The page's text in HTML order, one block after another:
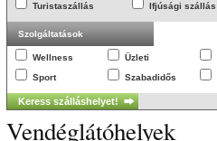
Turistaszállás
Ifjúsági szállás
Szolgáltatások
Wellness
Üzleti
Sport
Szabadidős
Vendéglátóhelyek